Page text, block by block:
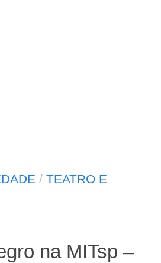
/ TEATRO E
na MITsp –